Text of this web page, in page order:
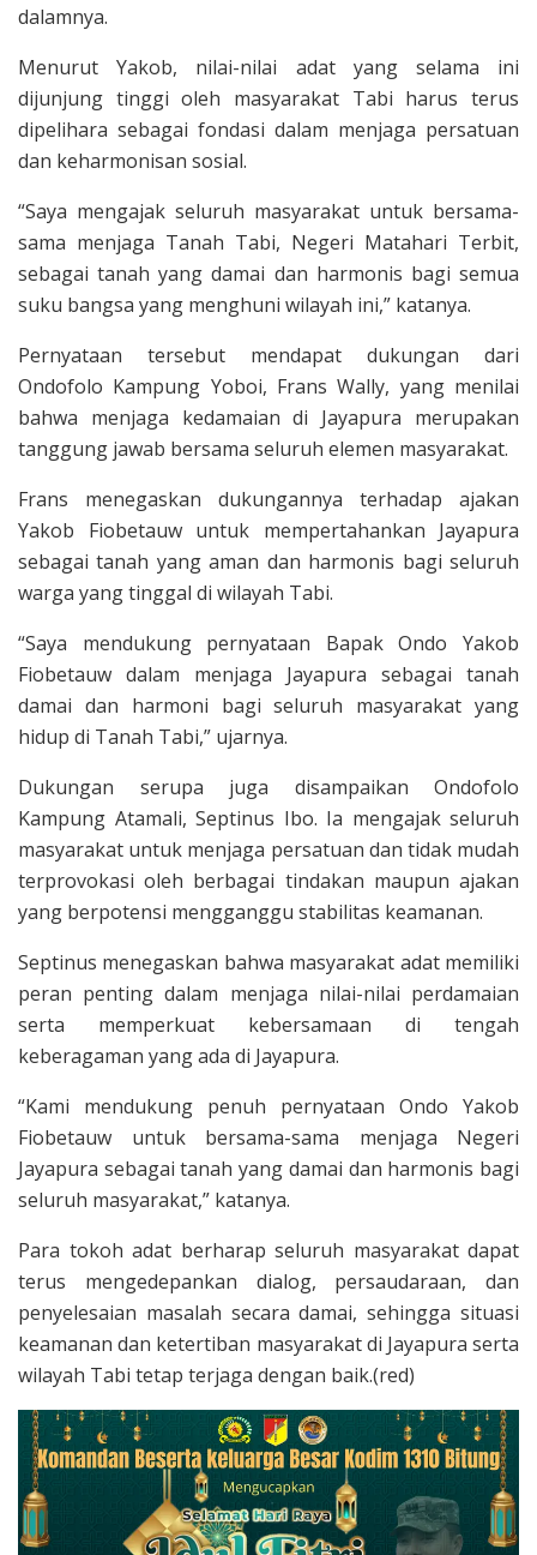
dalamnya.
Menurut Yakob, nilai-nilai adat yang selama ini
dijunjung tinggi oleh masyarakat Tabi harus terus
dipelihara sebagai fondasi dalam menjaga persatuan
dan keharmonisan sosial.
“Saya mengajak seluruh masyarakat untuk bersama-
sama menjaga Tanah Tabi, Negeri Matahari Terbit,
sebagai tanah yang damai dan harmonis bagi semua
suku bangsa yang menghuni wilayah ini,” katanya.
Pernyataan tersebut mendapat dukungan dari
Ondofolo Kampung Yoboi, Frans Wally, yang menilai
bahwa menjaga kedamaian di Jayapura merupakan
tanggung jawab bersama seluruh elemen masyarakat.
Frans menegaskan dukungannya terhadap ajakan
Yakob Fiobetauw untuk mempertahankan Jayapura
sebagai tanah yang aman dan harmonis bagi seluruh
warga yang tinggal di wilayah Tabi.
“Saya mendukung pernyataan Bapak Ondo Yakob
Fiobetauw dalam menjaga Jayapura sebagai tanah
damai dan harmoni bagi seluruh masyarakat yang
hidup di Tanah Tabi,” ujarnya.
Dukungan serupa juga disampaikan Ondofolo
Kampung Atamali, Septinus Ibo. Ia mengajak seluruh
masyarakat untuk menjaga persatuan dan tidak mudah
terprovokasi oleh berbagai tindakan maupun ajakan
yang berpotensi mengganggu stabilitas keamanan.
Septinus menegaskan bahwa masyarakat adat memiliki
peran penting dalam menjaga nilai-nilai perdamaian
serta memperkuat kebersamaan di tengah
keberagaman yang ada di Jayapura.
“Kami mendukung penuh pernyataan Ondo Yakob
Fiobetauw untuk bersama-sama menjaga Negeri
Jayapura sebagai tanah yang damai dan harmonis bagi
seluruh masyarakat,” katanya.
Para tokoh adat berharap seluruh masyarakat dapat
terus mengedepankan dialog, persaudaraan, dan
penyelesaian masalah secara damai, sehingga situasi
keamanan dan ketertiban masyarakat di Jayapura serta
wilayah Tabi tetap terjaga dengan baik.(red)